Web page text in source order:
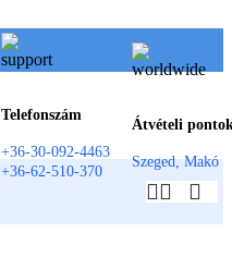
Telefonszám
+36-30-092-4463
+36-62-510-370
Átvételi
Szeged, Makó